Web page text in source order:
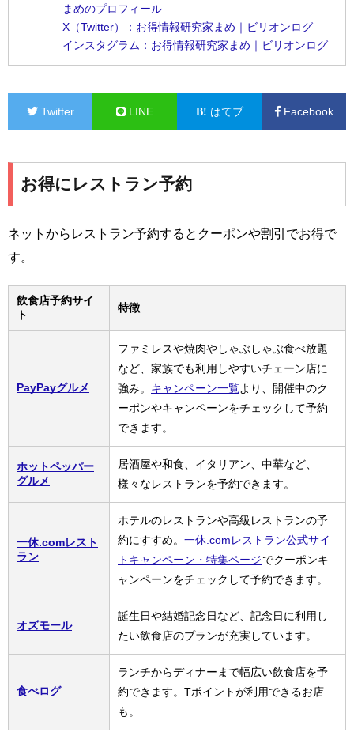
まめのプロフィール
X（Twitter）：お得情報研究家まめ｜ビリオンログ
インスタグラム：お得情報研究家まめ｜ビリオンログ
Twitter LINE はてブ Facebook
お得にレストラン予約
ネットからレストラン予約するとクーポンや割引でお得で
す。
飲食店予約サイ
ト
特徴
PayPayグルメ
ファミレスや焼肉やしゃぶしゃぶ食べ放題
など、家族でも利用しやすいチェーン店に
強み。 キャンペーン一覧より、開催中のク
ーポンやキャンペーンをチェックして予約
できます。
ホットペッパー
グルメ
居酒屋や和食、イタリアン、中華など、
様々なレストランを予約できます。
一休.comレスト
ラン
ホテルのレストランや高級レストランの予
約にすすめ。 一休.comレストラン公式サイ
トキャンペーン・特集ページでクーポンキ
ャンペーンをチェックして予約できます。
オズモール
誕生日や結婚記念日など、記念日に利用し
たい飲食店のプランが充実しています。
食べログ
ランチからディナーまで幅広い飲食店を予
約できます。Tポイントが利用できるお店
も。